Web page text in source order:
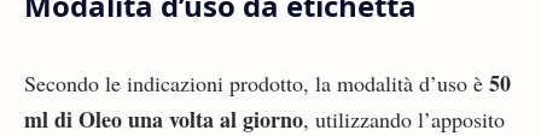
Secondo le indicazioni prodotto, la modalità d’uso è 50
ml di Oleo una volta al giorno, utilizzando l’apposito